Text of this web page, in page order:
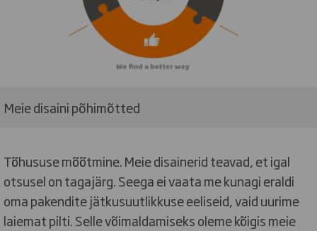
Meie disaini põhimõtted
Tõhususe mõõtmine. Meie disainerid teavad, et igal
otsusel on tagajärg. Seega ei vaata me kunagi eraldi
oma pakendite jätkusuutlikkuse eeliseid, vaid uurime
laiemat pilti. Selle võimaldamiseks oleme kõigis meie